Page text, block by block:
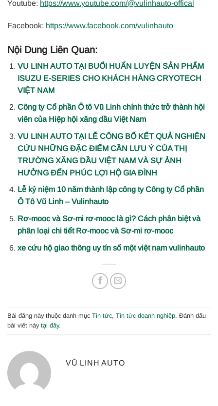
Youtube: https://www.youtube.com/@vulinhauto-offical
Facebook: https://www.facebook.com/vulinhauto
Nội Dung Liên Quan:
VU LINH AUTO TẠI BUỔI HUẤN LUYỆN SẢN PHẨM
ISUZU E-SERIES CHO KHÁCH HÀNG CRYOTECH
VIỆT NAM
Công ty Cổ phần Ô tô Vũ Linh chính thức trở thành hội
viên của Hiệp hội xăng dầu Việt Nam
VU LINH AUTO TẠI LỄ CÔNG BỐ KẾT QUẢ NGHIÊN
CỨU NHỮNG ĐẶC ĐIỂM CẦN LƯU Ý CỦA THỊ
TRƯỜNG XĂNG DẦU VIỆT NAM VÀ SỰ ẢNH
HƯỞNG ĐẾN PHÚC LỢI HỘ GIA ĐÌNH
Lễ kỷ niệm 10 năm thành lập công ty Công ty Cổ phần
Ô Tô Vũ Linh – Vulinhauto
Rơ-mooc và Sơ-mi rơ-mooc là gì? Cách phân biệt và
phân loại chi tiết Rơ-mooc và Sơ-mi rơ-mooc
xe cứu hộ giao thông uy tín số một việt nam vulinhauto
Bài đăng này thuộc danh mục Tin tức, Tin tức doanh nghiệp. Đánh dấu
bài viết này tại đây.
VŨ LINH AUTO